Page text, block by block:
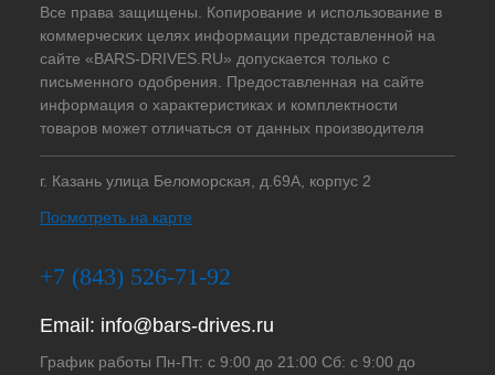
Все права защищены. Копирование и использование в
коммерческих целях информации представленной на
сайте «BARS-DRIVES.RU» допускается только с
письменного одобрения. Предоставленная на сайте
информация о характеристиках и комплектности
товаров может отличаться от данных производителя
г. Казань улица Беломорская, д.69А, корпус 2
Посмотреть на карте
+7 (843) 526-71-92
Email: info@bars-drives.ru
График работы Пн-Пт: с 9:00 до 21:00 Сб: с 9:00 до